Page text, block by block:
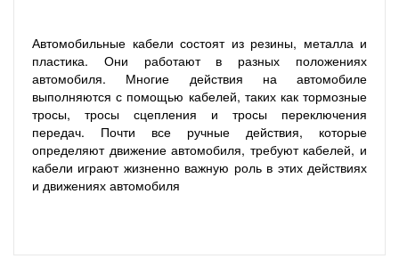
Автомобильные кабели состоят из резины, металла и
пластика. Они работают в разных положениях
автомобиля. Многие действия на автомобиле
выполняются с помощью кабелей, таких как тормозные
тросы, тросы сцепления и тросы переключения
передач. Почти все ручные действия, которые
определяют движение автомобиля, требуют кабелей, и
кабели играют жизненно важную роль в этих действиях
и движениях автомобиля